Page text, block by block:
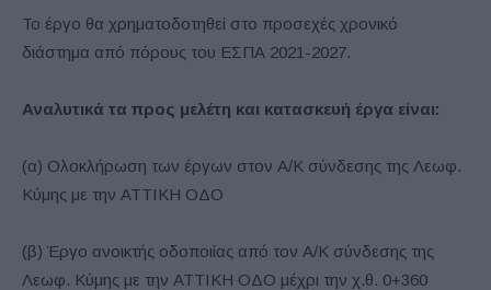
Το έργο θα χρηματοδοτηθεί στο προσεχές χρονικό
διάστημα από πόρους του ΕΣΠΑ 2021-2027.
Αναλυτικά τα προς μελέτη και κατασκευή έργα είναι:
(α) Ολοκλήρωση των έργων στον Α/Κ σύνδεσης της Λεωφ.
Κύμης με την ΑΤΤΙΚΗ ΟΔΟ
(β) Έργο ανοικτής οδοποιίας από τον Α/Κ σύνδεσης της
Λεωφ. Κύμης με την ΑΤΤΙΚΗ ΟΔΟ μέχρι την χ.θ. 0+360